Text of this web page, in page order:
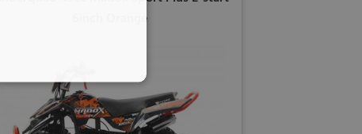
6inch Orange